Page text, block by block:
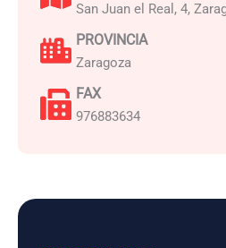
San Juan el Real, 4,
PROVINCIA
Zaragoza
FAX
976883634